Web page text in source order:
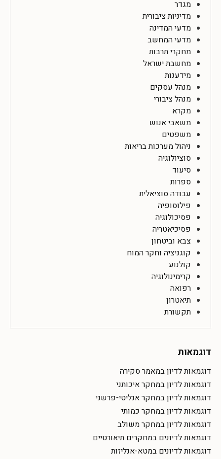
מגדר
מדיניות ציבורית
מדעי המדינה
מדעי המחשב
מחקרי תרבות
מחשבת ישראל
מידענות
מנהל עסקים
מנהל ציבורי
מקרא
משאבי אנוש
משפטים
ניהול מערכות בריאות
סוציולוגיה
סיעוד
ספרות
עבודה סוציאלית
פילוסופיה
פסיכולוגיה
פסיכיאטריה
צבא וביטחון
קוגניציה וחקר המוח
קולנוע
קרימינולוגיה
רפואה
תיאטרון
תקשורת
דוגמאות
דוגמאות לדיון במאמר סקירה
דוגמאות לדיון במחקר איכותני
דוגמאות לדיון במחקר אנליטי-פרשני
דוגמאות לדיון במחקר כמותי
דוגמאות לדיון במחקר משולב
דוגמאות לדיונים במחקרים תיאורטיים
דוגמאות לדיונים במטא-אנליזות